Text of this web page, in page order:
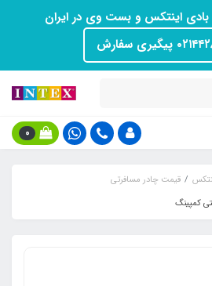
اینتکس و بست وی در ایران
سفارش
0
قیمت چادر مسافرتی